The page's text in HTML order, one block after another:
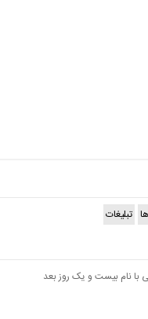
تبلیغات
با نام بیست و یک روز بعد